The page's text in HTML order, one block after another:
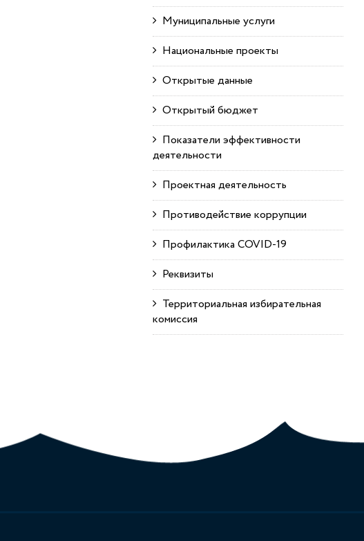
Муниципальные услуги
Национальные проекты
Открытые данные
Открытый бюджет
Показатели эффективности
деятельности
Проектная деятельность
Противодействие коррупции
Профилактика COVID-19
Реквизиты
Территориальная избирательная
комиссия